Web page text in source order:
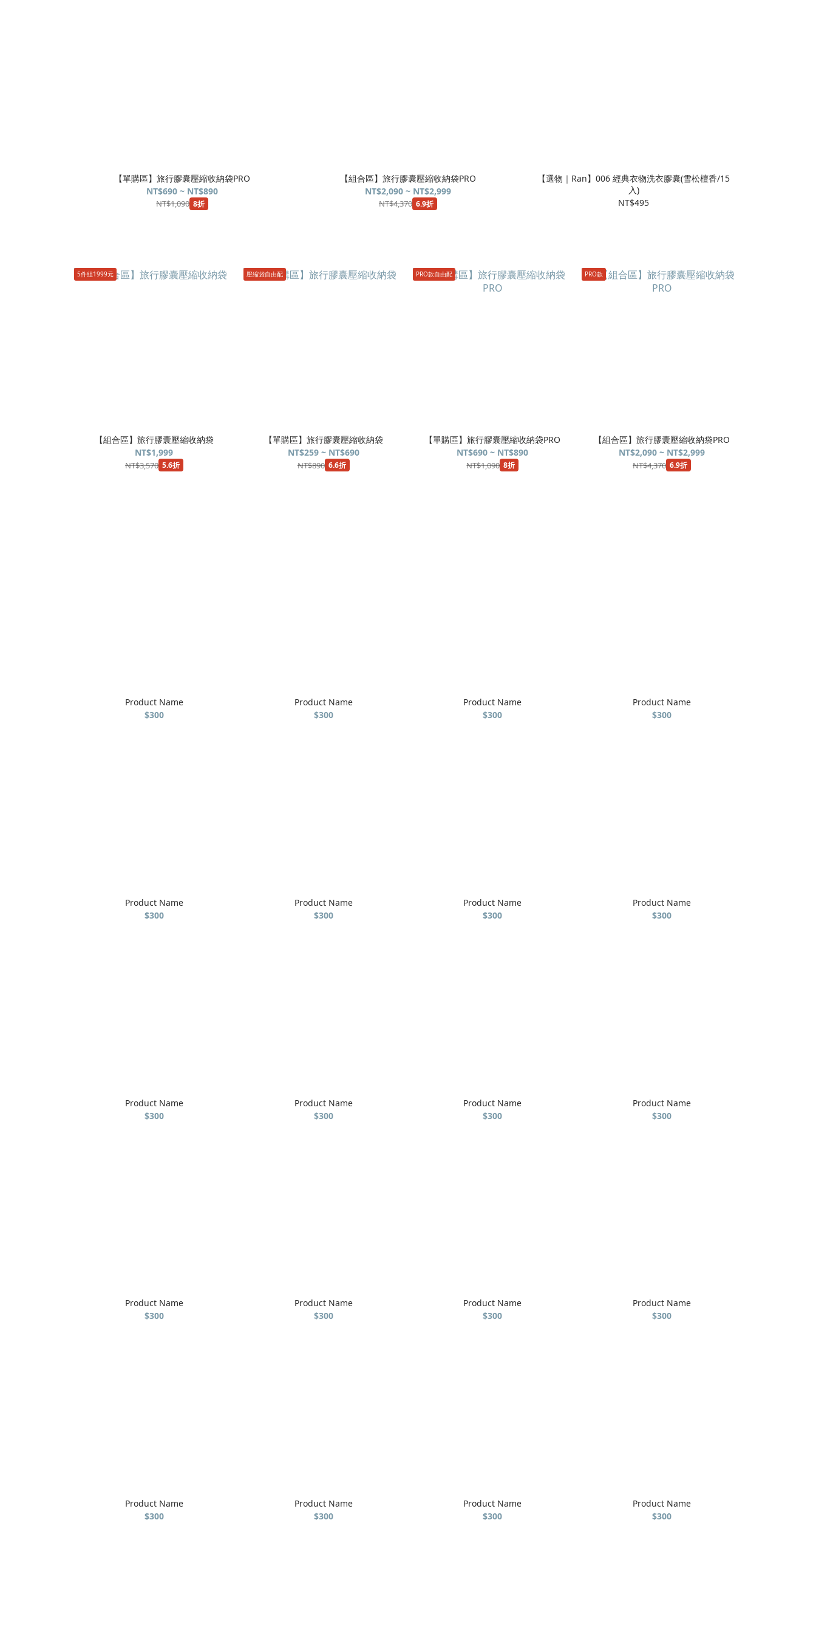
【單購區】旅行膠囊壓縮收納袋PRO
NT$690 ~ NT$890
NT$1,090 8折
【組合區】旅行膠囊壓縮收納袋PRO
NT$2,090 ~ NT$2,999
NT$4,370 6.9折
【選物｜Ran】006 經典衣物洗衣膠囊(雪松檀香/15
入)
NT$495
5件組1999元
【組合區】旅行膠囊壓縮收納袋
NT$1,999
NT$3,570 5.6折
壓縮袋自由配
【單購區】旅行膠囊壓縮收納袋
NT$259 ~ NT$690
NT$890 6.6折
PRO款自由配
【單購區】旅行膠囊壓縮收納袋PRO
NT$690 ~ NT$890
NT$1,090 8折
PRO款
【組合區】旅行膠囊壓縮收納袋PRO
NT$2,090 ~ NT$2,999
NT$4,370 6.9折
Product Name
$300
Product Name
$300
Product Name
$300
Product Name
$300
Product Name
$300
Product Name
$300
Product Name
$300
Product Name
$300
Product Name
$300
Product Name
$300
Product Name
$300
Product Name
$300
Product Name
$300
Product Name
$300
Product Name
$300
Product Name
$300
Product Name
$300
Product Name
$300
Product Name
$300
Product Name
$300